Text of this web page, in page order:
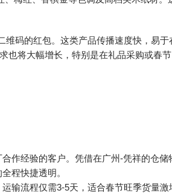
维码的红包。这类产品传播速度快，易于
也将大幅增长，特别是在礼品采购或春节
作经验的客户。凭借在广州-凭祥的仓储
程快捷透明。
输流程仅需3-5天，适合春节旺季货量激